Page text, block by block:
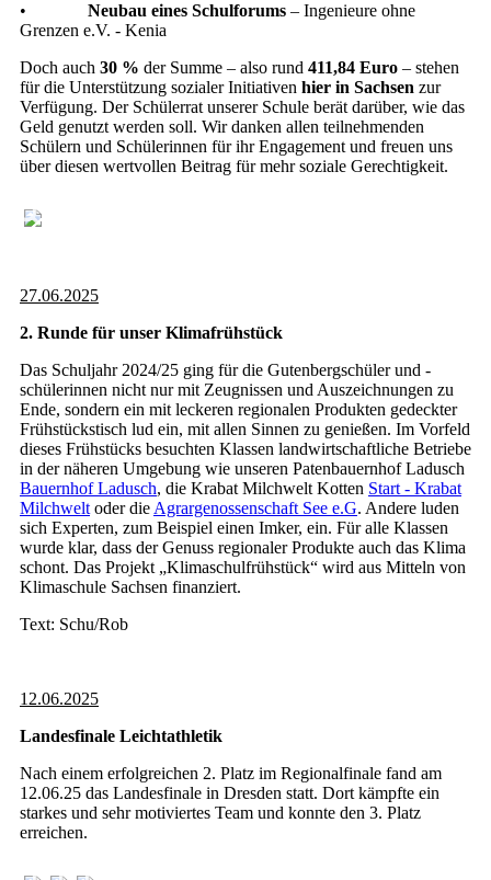
• Neubau eines Schulforums – Ingenieure ohne
Grenzen e.V. - Kenia
Doch auch 30 % der Summe – also rund 411,84 Euro – stehen
für die Unterstützung sozialer Initiativen hier in Sachsen zur
Verfügung. Der Schülerrat unserer Schule berät darüber, wie das
Geld genutzt werden soll. Wir danken allen teilnehmenden
Schülern und Schülerinnen für ihr Engagement und freuen uns
über diesen wertvollen Beitrag für mehr soziale Gerechtigkeit.
27.06.2025
2. Runde für unser Klimafrühstück
Das Schuljahr 2024/25 ging für die Gutenbergschüler und -
schülerinnen nicht nur mit Zeugnissen und Auszeichnungen zu
Ende, sondern ein mit leckeren regionalen Produkten gedeckter
Frühstückstisch lud ein, mit allen Sinnen zu genießen. Im Vorfeld
dieses Frühstücks besuchten Klassen landwirtschaftliche Betriebe
in der näheren Umgebung wie unseren Patenbauernhof Ladusch
Bauernhof Ladusch, die Krabat Milchwelt Kotten Start - Krabat
Milchwelt oder die Agrargenossenschaft See e.G. Andere luden
sich Experten, zum Beispiel einen Imker, ein. Für alle Klassen
wurde klar, dass der Genuss regionaler Produkte auch das Klima
schont. Das Projekt „Klimaschulfrühstück“ wird aus Mitteln von
Klimaschule Sachsen finanziert.
Text: Schu/Rob
12.06.2025
Landesfinale Leichtathletik
Nach einem erfolgreichen 2. Platz im Regionalfinale fand am
12.06.25 das Landesfinale in Dresden statt. Dort kämpfte ein
starkes und sehr motiviertes Team und konnte den 3. Platz
erreichen.